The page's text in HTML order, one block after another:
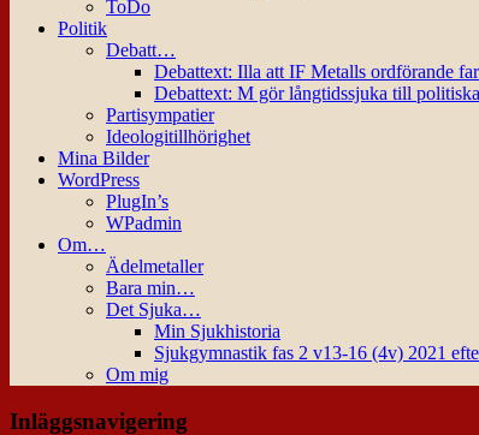
ToDo
Politik
Debatt…
Debattext: Illa att IF Metalls ordförande
Debattext: M gör långtidssjuka till
Partisympatier
Ideologitillhörighet
Mina Bilder
WordPress
PlugIn’s
WPadmin
Om…
Ädelmetaller
Bara min…
Det Sjuka…
Min Sjukhistoria
Sjukgymnastik fas 2 v13-16 (4v) 2021
Om mig
Inläggsnavigering